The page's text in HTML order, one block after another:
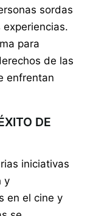
sordas
para
de las
enfrentan
DE
iniciativas
y
en el cine y